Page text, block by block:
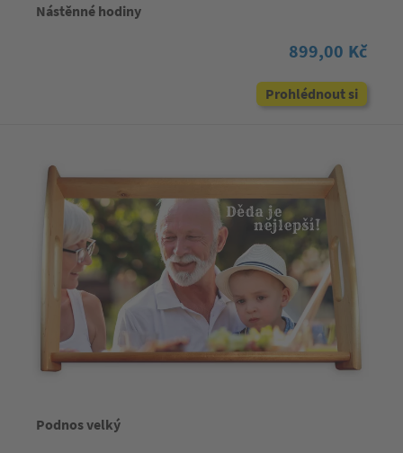
Nástěnné hodiny
899,00 Kč
Prohlédnout si
Podnos velký